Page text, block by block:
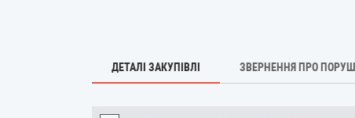
ДЕТАЛІ ЗАКУПІВЛІ ЗВЕРНЕННЯ ПРО